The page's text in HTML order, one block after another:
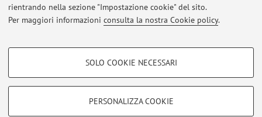
rientrando nella sezione "Impostazione cookie" del sito.
Per maggiori informazioni consulta la nostra Cookie policy.
COOKIE DI PROFILAZIONE - FACOLTATIVI
SOLO COOKIE NECESSARI
PERSONALIZZA COOKIE
Pubblicato il: 14 settembre 2018
Area riservata
Accedi tramiteloginper gestire tutti i contenuti del sito.